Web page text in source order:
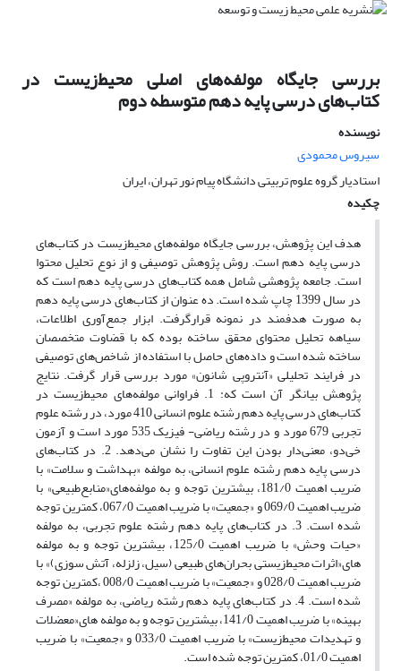
بررسی جایگاه مولفه‌‌های اصلی محیط‌زیست در
کتاب‌‌های درسی پایه دهم متوسطه دوم
نویسنده
سیروس محمودی
استادیار گروه علوم تربیتی دانشگاه پیام نور تهران، ایران
چکیده
هدف این پژوهش، بررسی جایگاه مولفه‌های محیط‌زیست در کتاب‌‌های
درسی پایه دهم است. روش پژوهش توصیفی و از نوع تحلیل محتوا
است. جامعه پژوهشی شامل همه کتاب‌‌های درسی پایه دهم است که
در سال 1399 چاپ شده است. ده عنوان از کتاب‌‌های درسی پایه دهم
به صورت هدفمند در نمونه قرارگرفت. ابزار جمع‌آوری اطلاعات،
سیاهه تحلیل محتوای محقق ساخته بوده که با قضاوت متخصصان
ساخته شده است و داده‌های حاصل با استفاده از شاخص‌های توصیفی
در فرایند تحلیلی «آنتروپی شانون» مورد بررسی قرار گرفت. نتایج
پژوهش بیانگر آن است که: 1. فراوانی مولفه‌های محیط‌زیست در
کتاب‌‌های درسی پایه دهم رشته علوم انسانی 410 مورد، در رشته علوم
تجربی 679 مورد و در رشته ریاضی- فیزیک 535 مورد است و آزمون
خی‌‌دو، معنی‌‌دار بودن این تفاوت را نشان می‌‌دهد. 2. در کتاب‌‌های
درسی پایه دهم رشته علوم انسانی، به مولفه «بهداشت و سلامت» با
ضریب اهمیت 181/0، بیشترین توجه و به مولفه‌‌‌های«منابع‌طبیعی» با
ضریب اهمیت 069/0 و «جمعیت» با ضریب اهمیت 067/0، کمترین توجه
شده است. 3. در کتاب‌‌های پایه دهم رشته علوم تجربی، به مولفه
«حیات وحش» با ضریب اهمیت 125/0، بیشترین توجه و به مولفه
‌‌های«اثرات محیط‌زیستی بحران‌‌های طبیعی (سیل، زلزله، آتش سوزی)» با
ضریب اهمیت 028/0 و «جمعیت» با ضریب اهمیت 008/0 ،کمترین توجه
شده است. 4. در کتاب‌‌های پایه دهم رشته ریاضی، به مولفه «مصرف
بهینه» با ضریب اهمیت 141/0، بیشترین توجه و به مولفه ‌‌های«معضلات
و تهدیدات محیط‌زیست» با ضریب اهمیت 033/0 و «جمعیت» با ضریب
اهمیت 01/0، کمترین توجه شده است.